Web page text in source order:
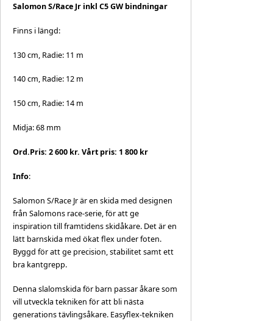
Salomon S/Race Jr inkl C5 GW bindningar
Finns i längd:
130 cm, Radie: 11 m
140 cm, Radie: 12 m
150 cm, Radie: 14 m
Midja: 68 mm
Ord.Pris: 2 600 kr. Vårt pris: 1 800 kr
Info:
Salomon S/Race Jr är en skida med designen
från Salomons race-serie, för att ge
inspiration till framtidens skidåkare. Det är en
lätt barnskida med ökat flex under foten.
Byggd för att ge precision, stabilitet samt ett
bra kantgrepp.
Denna slalomskida för barn passar åkare som
vill utveckla tekniken för att bli nästa
generations tävlingsåkare. Easyflex-tekniken